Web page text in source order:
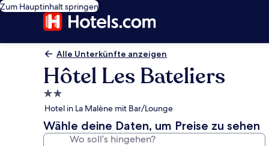
Zum Hauptinhalt springen
Alle Unterkünfte anzeigen
Hôtel Les Bateliers
2.0-
Sterne-
Unterkunft
Hotel in La Malène mit Bar/Lounge
Wähle deine Daten, um Preise zu sehen
Wo soll’s hingehen?